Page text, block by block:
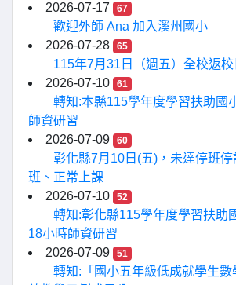
2026-07-17
67
歡迎外師 Ana 加入溪州國小
2026-07-28
65
115年7月31日（週五）全校返校
2026-07-10
61
轉知:本縣115學年度學習扶助國
師資研習
2026-07-09
60
彰化縣7月10日(五)，未達停班停
班、正常上課
2026-07-10
52
轉知:彰化縣115學年度學習扶助
18小時師資研習
2026-07-09
51
轉知:「國小五年級低成就學生數